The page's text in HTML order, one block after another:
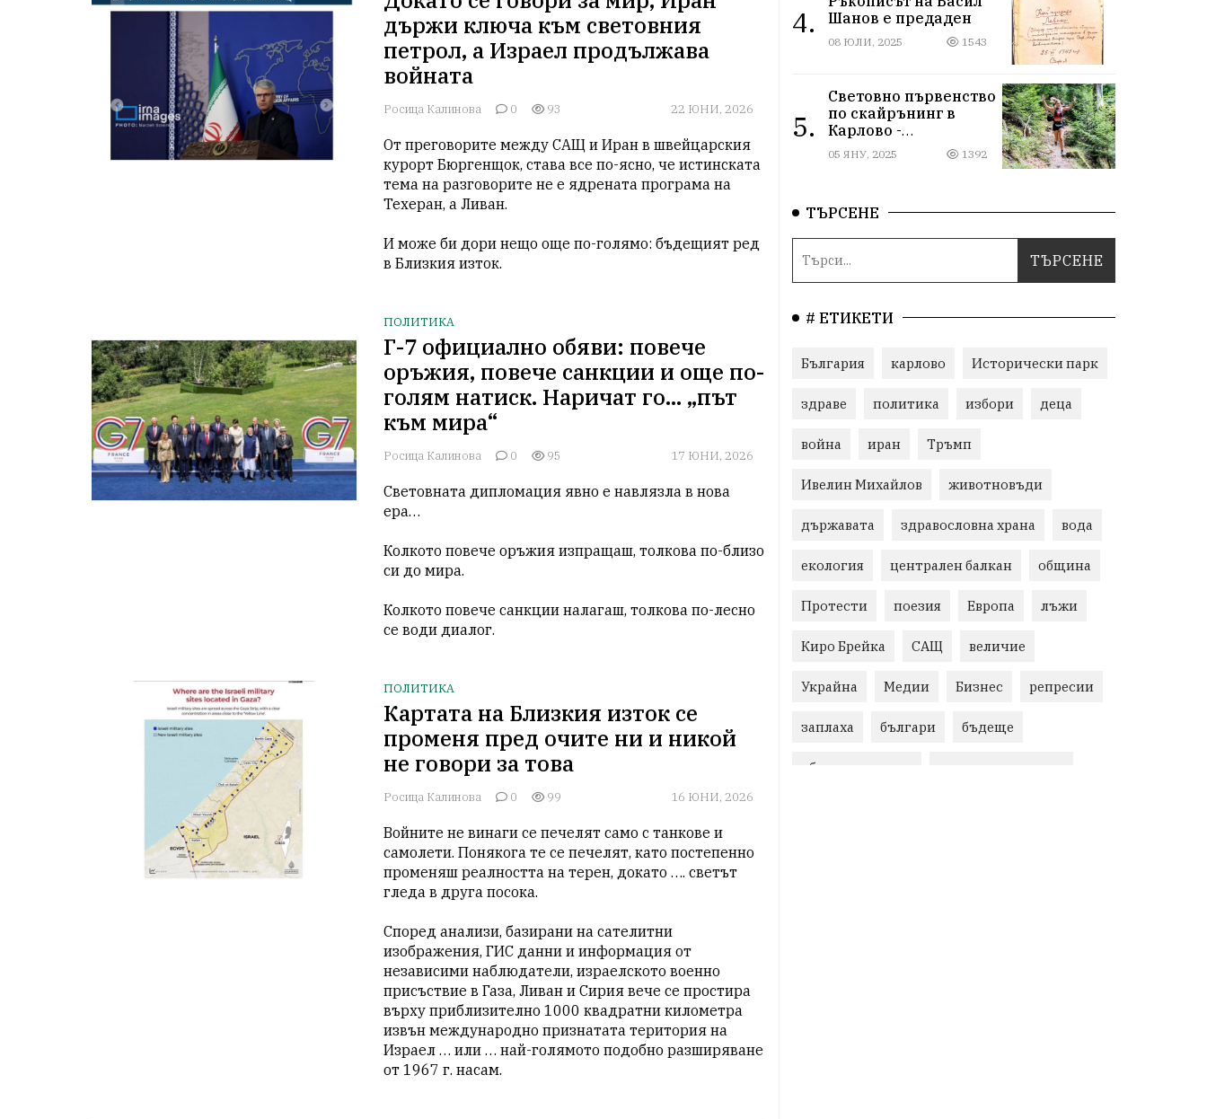
държи ключа към световния
петрол, а Израел продължава
войната
Росица Калинова 0 93 22 ЮНИ, 2026
От преговорите между САЩ и Иран в швейцарския
курорт Бюргенщок, става все по-ясно, че истинската
тема на разговорите не е ядрената програма на
Техеран, а Ливан.
И може би дори нещо още по-голямо: бъдещият ред
в Близкия изток.
ПОЛИТИКА
Г-7 официално обяви: повече
оръжия, повече санкции и още по-
голям натиск. Наричат го… „път
към мира“
Росица Калинова 0 95 17 ЮНИ, 2026
Световната дипломация явно е навлязла в нова
ера…
Колкото повече оръжия изпращаш, толкова по-близо
си до мира.
Колкото повече санкции налагаш, толкова по-лесно
се води диалог.
ПОЛИТИКА
Картата на Близкия изток се
променя пред очите ни и никой
не говори за това
Росица Калинова 0 99 16 ЮНИ, 2026
Войните не винаги се печелят само с танкове и
самолети. Понякога те се печелят, като постепенно
променяш реалността на терен, докато …. светът
гледа в друга посока.
Според анализи, базирани на сателитни
изображения, ГИС данни и информация от
независими наблюдатели, израелското военно
присъствие в Газа, Ливан и Сирия вече се простира
върху приблизително 1000 квадратни километра
извън международно признатата територия на
Израел … или … най-голямото подобно разширяване
от 1967 г. насам.
дискриминацията
4.
Шанов е предаден
08 ЮЛИ, 2025 1543
5.
Световно първенство
по скайрънинг в
Карлово -
Балканиада 2025 г.
05 ЯНУ, 2025 1392
ТЪРСЕНЕ
# ЕТИКЕТИ
България карлово Исторически парк
здраве политика избори деца
война иран Тръмп
Ивелин Михайлов животновъди
държавата здравословна храна вода
екология централен балкан община
Протести поезия Европа лъжи
Киро Брейка САЩ величие
Украйна Медии Бизнес репресии
заплаха българи бъдеще
общински съвет